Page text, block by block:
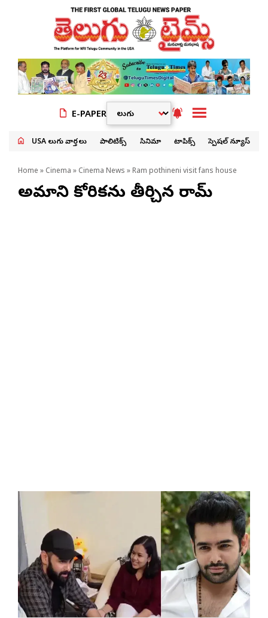
E-PAPER
USA తెలుగు వార్తలు పాలిటిక్స్ సినిమా టాపిక్స్ స్పెషల్ న్యూస్
Home » Cinema » Cinema News » Ram pothineni visit fans house
అభిమాని కోరిక‌ను తీర్చిన రామ్